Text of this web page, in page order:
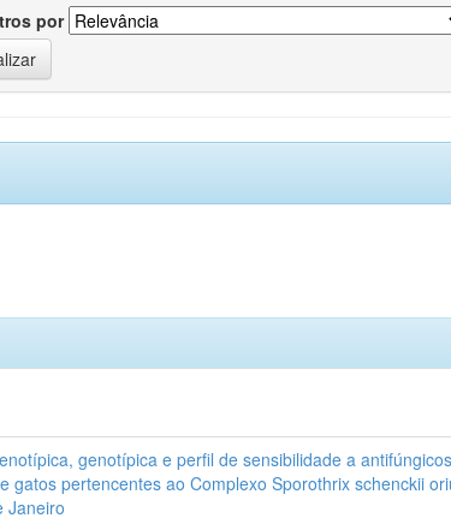
por
genotípica e perfil de sensibilidade a
gatos pertencentes ao Complexo Sporothrix schenckii
Janeiro